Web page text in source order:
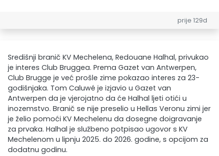
prije 129d
Središnji branič KV Mechelena, Redouane Halhal, privukao
je interes Club Bruggea. Prema Gazet van Antwerpen,
Club Brugge je već prošle zime pokazao interes za 23-
godišnjaka. Tom Caluwé je izjavio u Gazet van
Antwerpen da je vjerojatno da će Halhal ljeti otići u
inozemstvo. Branič se nije preselio u Hellas Veronu zimi jer
je želio pomoći KV Mechelenu da dosegne doigravanje
za prvaka. Halhal je službeno potpisao ugovor s KV
Mechelenom u lipnju 2025. do 2026. godine, s opcijom za
dodatnu godinu.